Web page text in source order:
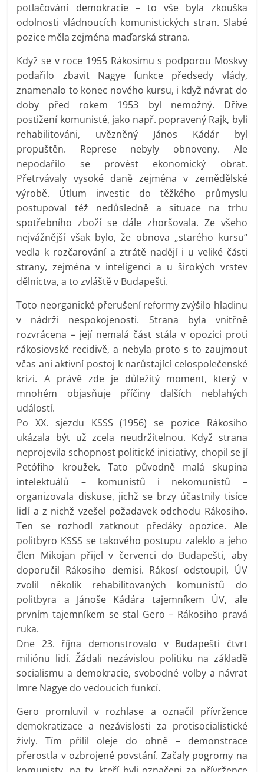
potlačování demokracie – to vše byla zkouška
odolnosti vládnoucích komunistických stran. Slabé
pozice měla zejména maďarská strana.
Když se v roce 1955 Rákosimu s podporou Moskvy
podařilo zbavit Nagye funkce předsedy vlády,
znamenalo to konec nového kursu, i když návrat do
doby před rokem 1953 byl nemožný. Dříve
postižení komunisté, jako např. popravený Rajk, byli
rehabilitováni, uvězněný János Kádár byl
propuštěn. Represe nebyly obnoveny. Ale
nepodařilo se provést ekonomický obrat.
Přetrvávaly vysoké daně zejména v zemědělské
výrobě. Útlum investic do těžkého průmyslu
postupoval též nedůsledně a situace na trhu
spotřebního zboží se dále zhoršovala. Ze všeho
nejvážnější však bylo, že obnova „starého kursu“
vedla k rozčarování a ztrátě nadějí i u veliké části
strany, zejména v inteligenci a u širokých vrstev
dělnictva, a to zvláště v Budapešti.
Toto neorganické přerušení reformy zvýšilo hladinu
v nádrži nespokojenosti. Strana byla vnitřně
rozvrácena – její nemalá část stála v opozici proti
rákosiovské recidivě, a nebyla proto s to zaujmout
včas ani aktivní postoj k narůstající celospolečenské
krizi. A právě zde je důležitý moment, který v
mnohém objasňuje příčiny dalších neblahých
událostí.
Po XX. sjezdu KSSS (1956) se pozice Rákosiho
ukázala být už zcela neudržitelnou. Když strana
neprojevila schopnost politické iniciativy, chopil se jí
Petófiho kroužek. Tato původně malá skupina
intelektuálů – komunistů i nekomunistů –
organizovala diskuse, jichž se brzy účastnily tisíce
lidí a z nichž vzešel požadavek odchodu Rákosiho.
Ten se rozhodl zatknout předáky opozice. Ale
politbyro KSSS se takového postupu zaleklo a jeho
člen Mikojan přijel v červenci do Budapešti, aby
doporučil Rákosiho demisi. Rákosí odstoupil, ÚV
zvolil několik rehabilitovaných komunistů do
politbyra a Jánoše Kádára tajemníkem ÚV, ale
prvním tajemníkem se stal Gero – Rákosiho pravá
ruka.
Dne 23. října demonstrovalo v Budapešti čtvrt
miliónu lidí. Žádali nezávislou politiku na základě
socialismu a demokracie, svobodné volby a návrat
Imre Nagye do vedoucích funkcí.
Gero promluvil v rozhlase a označil přívržence
demokratizace a nezávislosti za protisocialistické
živly. Tím přilil oleje do ohně – demonstrace
přerostla v ozbrojené povstání. Začaly pogromy na